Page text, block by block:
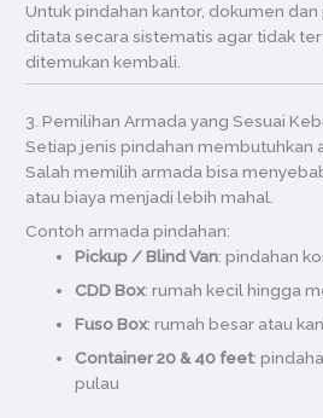
Untuk pindahan kantor, dokumen
ditata secara sistematis agar tidak
ditemukan kembali.
3. Pemilihan Armada yang Sesuai
Setiap jenis pindahan membutuhkan
Salah memilih armada bisa
atau biaya menjadi lebih mahal.
Contoh armada pindahan:
Pickup / Blind Van: pindahan
CDD Box: rumah kecil hingga
Fuso Box: rumah besar atau
Container 20 & 40 feet:
pulau